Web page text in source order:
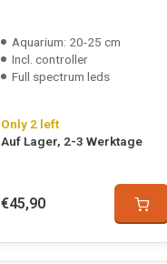
Aquarium: 20-25 cm
Incl. controller
Full spectrum leds
Only 2 left
Auf Lager, 2-3 Werktage
€45,90